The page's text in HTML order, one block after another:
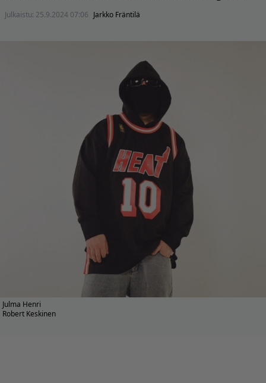
Julkaistu: 25.9.2024 07:06 Jarkko Fräntilä
Julma Henri
Robert Keskinen